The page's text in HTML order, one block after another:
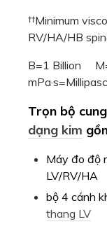
††Minimum
RV/HA/HB
B=1 Billion
Trọn bộ
dạng kim
Máy đo độ
LV/RV/HA
bộ 4 cánh
thang LV